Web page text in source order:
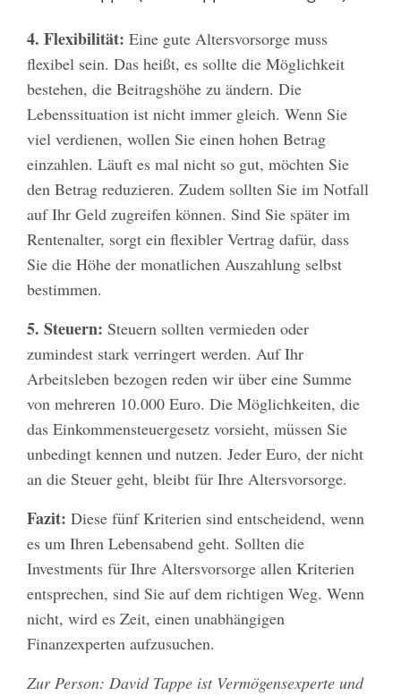
4. Flexibilität:Eine gute Altersvorsorge muss
flexibel sein. Das heißt, es sollte die Möglichkeit
bestehen, die Beitragshöhe zu ändern. Die
Lebenssituation ist nicht immer gleich. Wenn Sie
viel verdienen, wollen Sie einen hohen Betrag
einzahlen. Läuft es mal nicht so gut, möchten Sie
den Betrag reduzieren. Zudem sollten Sie im Notfall
auf Ihr Geld zugreifen können. Sind Sie später im
Rentenalter, sorgt ein flexibler Vertrag dafür, dass
Sie die Höhe der monatlichen Auszahlung selbst
bestimmen.
5. Steuern:Steuern sollten vermieden oder
zumindest stark verringert werden. Auf Ihr
Arbeitsleben bezogen reden wir über eine Summe
von mehreren 10.000 Euro. Die Möglichkeiten, die
das Einkommensteuergesetz vorsieht, müssen Sie
unbedingt kennen und nutzen. Jeder Euro, der nicht
an die Steuer geht, bleibt für Ihre Altersvorsorge.
Fazit:Diese fünf Kriterien sind entscheidend, wenn
es um Ihren Lebensabend geht. Sollten die
Investments für Ihre Altersvorsorge allen Kriterien
entsprechen, sind Sie auf dem richtigen Weg. Wenn
nicht, wird es Zeit, einen unabhängigen
Finanzexperten aufzusuchen.
Zur Person: David Tappe ist Vermögensexperte und